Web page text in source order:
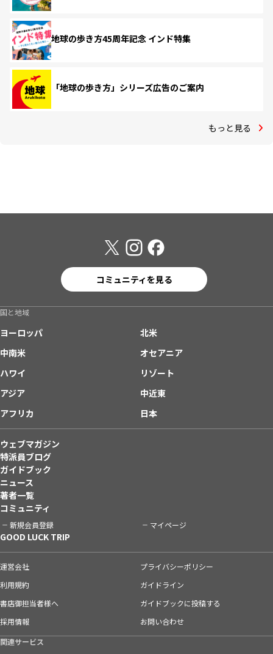
地球の歩き方45周年記念 インド特集
「地球の歩き方」シリーズ広告のご案内
もっと見る
コミュニティを見る
国と地域
ヨーロッパ
北米
中南米
オセアニア
ハワイ
リゾート
アジア
中近東
アフリカ
日本
ウェブマガジン
特派員ブログ
ガイドブック
ニュース
著者一覧
コミュニティ
新規会員登録 マイページ
GOOD LUCK TRIP
運営会社
プライバシーポリシー
利用規約
ガイドライン
書店御担当者様へ
ガイドブックに投稿する
採用情報
お問い合わせ
関連サービス